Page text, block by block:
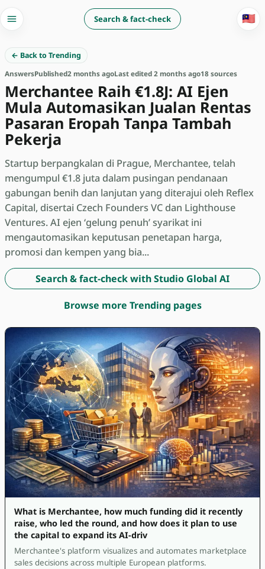
Search & fact-check 🇲🇾
← Back to Trending
AnswersPublished2 months agoLast edited 2 months ago18 sources
Merchantee Raih €1.8J: AI Ejen
Mula Automasikan Jualan Rentas
Pasaran Eropah Tanpa Tambah
Pekerja
Startup berpangkalan di Prague, Merchantee, telah
mengumpul €1.8 juta dalam pusingan pendanaan
gabungan benih dan lanjutan yang diterajui oleh Reflex
Capital, disertai Czech Founders VC dan Lighthouse
Ventures. AI ejen ‘gelung penuh’ syarikat ini
mengautomasikan keputusan penetapan harga,
promosi dan kempen yang bia...
Search & fact-check with Studio Global AI
Browse more Trending pages
What is Merchantee, how much funding did it recently
raise, who led the round, and how does it plan to use
the capital to expand its AI-driv
Merchantee's platform visualizes and automates marketplace
sales decisions across multiple European platforms.